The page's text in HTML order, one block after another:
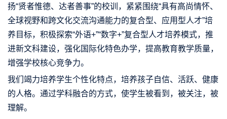
扬“贤者惟德、达者善事”的校训，紧紧围绕“具有高尚情怀、
全球视野和跨文化交流沟通能力的复合型、应用型人才”培
养目标，积极探索“外语+”“数字+”复合型人才培养模式，推
进新文科建设，强化国际化特色办学，提高教育教学质量，
增强学校核心竞争力。
我们竭力培养学生个性化特点，培养孩子自信、活跃、健康
的人格。通过学科融合的方式，使学生被看到，被关注，被
理解。